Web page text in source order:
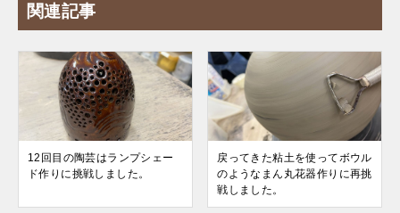
関連記事
12回目の陶芸はランプシェー
ド作りに挑戦しました。
戻ってきた粘土を使ってボウル
のようなまん丸花器作りに再挑
戦しました。